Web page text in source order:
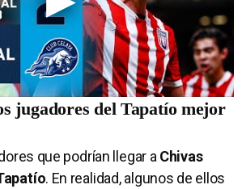
jugadores del Tapatío mejor
que podrían llegar a Chivas
. En realidad, algunos de ellos